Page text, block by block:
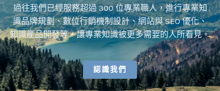
過往我們已經服務超過 300 位專業職人，進行專業知
識品牌規劃、數位行銷機制設計、網站與 SEO 優化、
知識產品開發等，讓專業知識被更多需要的人所看見。
認識我們